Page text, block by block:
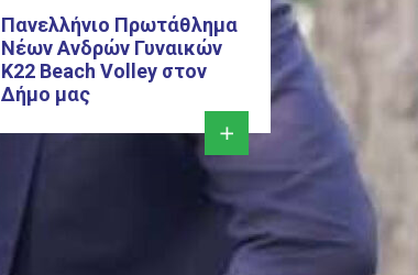
Πανελλήνιο Πρωτάθλημα
Νέων Ανδρών Γυναικών
Κ22 Beach Volley στον
Δήμο μας